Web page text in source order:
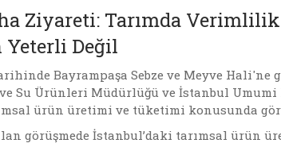
Ziyareti: Tarımda
Değil
Bayrampaşa Sebze ve Meyve
Su Ürünleri Müdürlüğü ve İstanbul
ürün üretimi ve tüketimi konusunda
görüşmede İstanbul’daki tarımsal ürün